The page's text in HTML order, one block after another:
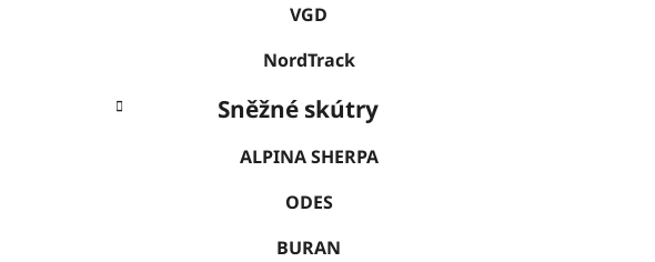
VGD
NordTrack
Sněžné skútry
ALPINA SHERPA
ODES
BURAN